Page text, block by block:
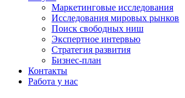
Маркетинговые исследования
Исследования мировых рынков
Поиск свободных ниш
Экспертное интервью
Стратегия развития
Бизнес-план
Контакты
Работа у нас